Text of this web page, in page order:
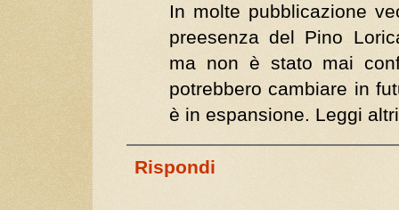
In molte pubblicazione
preesenza del Pino
ma non è stato mai
potrebbero cambiare in
è in espansione. Leggi
Rispondi